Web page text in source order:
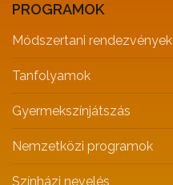
PROGRAMOK
Módszertani rendezvények
Tanfolyamok
Gyermekszínjátszás
Nemzetközi programok
Színházi nevelés